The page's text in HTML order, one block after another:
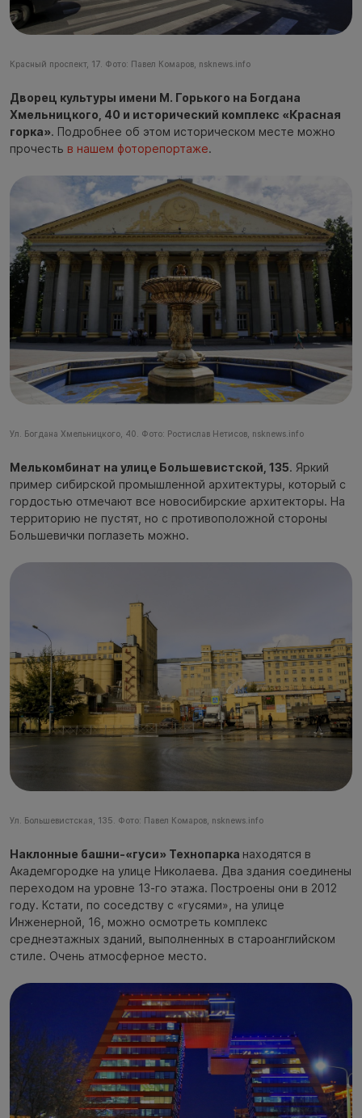
Красный проспект, 17. Фото: Павел Комаров, nsknews.info
Дворец культуры имени М. Горького на Богдана
Хмельницкого, 40 и исторический комплекс «Красная
горка». Подробнее об этом историческом месте можно
прочесть в нашем фоторепортаже.
Ул. Богдана Хмельницкого, 40. Фото: Ростислав Нетисов, nsknews.info
Мелькомбинат на улице Большевистской, 135. Яркий
пример сибирской промышленной архитектуры, который с
гордостью отмечают все новосибирские архитекторы. На
территорию не пустят, но с противоположной стороны
Большевички поглазеть можно.
Ул. Большевистская, 135. Фото: Павел Комаров, nsknews.info
Наклонные башни-«гуси» Технопарка находятся в
Академгородке на улице Николаева. Два здания соединены
переходом на уровне 13-го этажа. Построены они в 2012
году. Кстати, по соседству с «гусями», на улице
Инженерной, 16, можно осмотреть комплекс
среднеэтажных зданий, выполненных в староанглийском
стиле. Очень атмосферное место.